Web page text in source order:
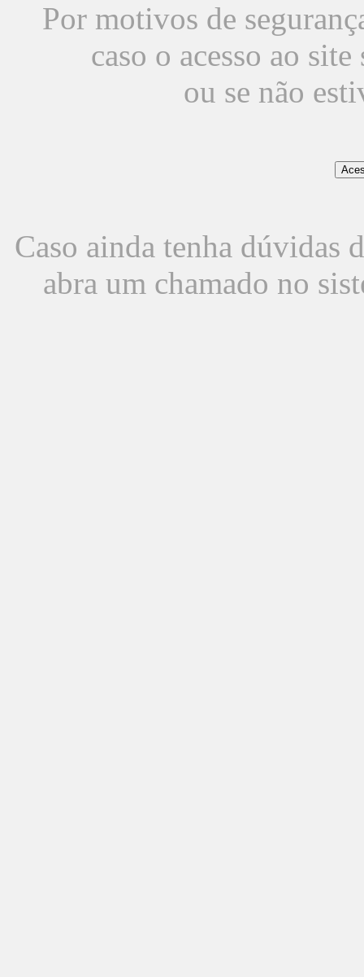
Por motivos de
caso o acesso ao
ou se não
Caso ainda tenha dúvidas
abra um chamado no